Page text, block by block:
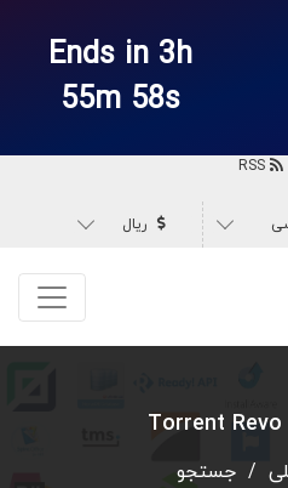
Ends in 3h
55m 58s
ریال
Torrent
/ جستجو